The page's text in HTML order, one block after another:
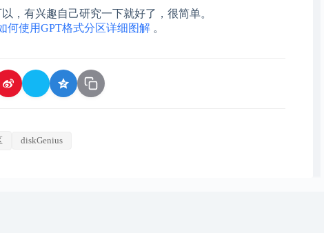
，有兴趣自己研究一下就好了，很简单。
何使用GPT格式分区详细图解 。
diskGenius